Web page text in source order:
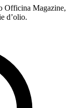
Officina Magazine,
d’olio.